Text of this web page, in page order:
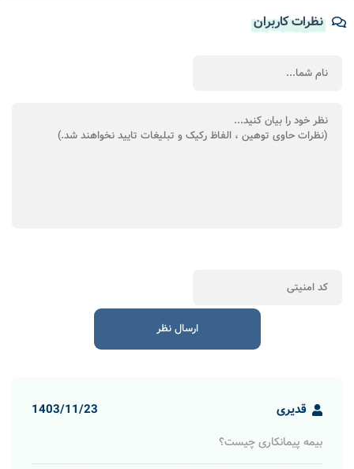
نظرات کاربران
قدیری 1403/11/23
بیمه پیمانکاری چیست؟